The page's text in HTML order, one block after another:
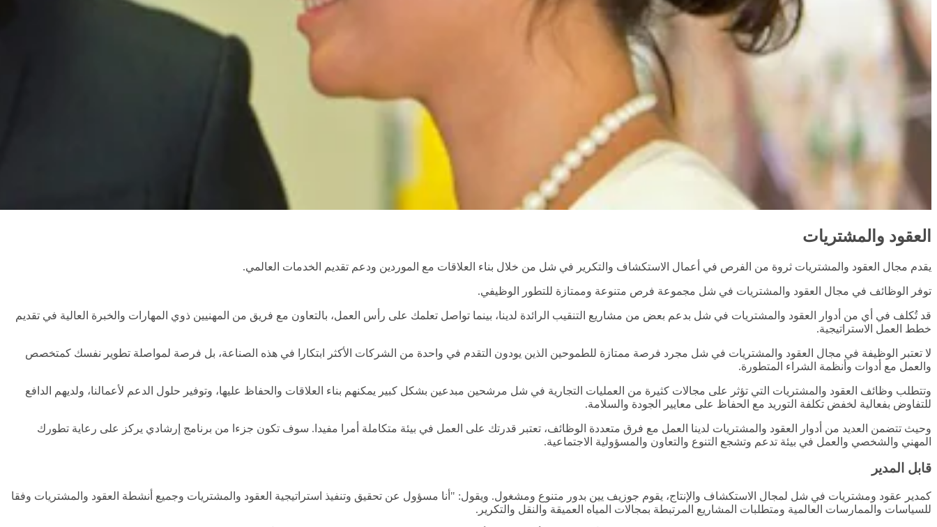
العقود والمشتريات
يقدم مجال العقود والمشتريات ثروة من الفرص في أعمال الاستكشاف والتكرير في شل من خلال بناء العلاقات مع الموردين ودعم تقديم الخدمات العالمي.
توفر الوظائف في مجال العقود والمشتريات في شل مجموعة فرص متنوعة وممتازة للتطور الوظيفي.
قد تُكلف في أي من أدوار العقود والمشتريات في شل بدعم بعض من مشاريع التنقيب الرائدة لدينا، بينما تواصل تعلمك على رأس العمل، بالتعاون مع فريق من المهنيين ذوي المهارات والخبرة العالية في تقديم
خطط العمل الاستراتيجية.
لا تعتبر الوظيفة في مجال العقود والمشتريات في شل مجرد فرصة ممتازة للطموحين الذين يودون التقدم في واحدة من الشركات الأكثر ابتكارا في هذه الصناعة، بل فرصة لمواصلة تطوير نفسك كمتخصص
والعمل مع أدوات وأنظمة الشراء المتطورة.
وتتطلب وظائف العقود والمشتريات التي تؤثر على مجالات كثيرة من العمليات التجارية في شل مرشحين مبدعين بشكل كبير يمكنهم بناء العلاقات والحفاظ عليها، وتوفير حلول الدعم لأعمالنا، ولديهم الدافع
للتفاوض بفعالية لخفض تكلفة التوريد مع الحفاظ على معايير الجودة والسلامة.
وحيث تتضمن العديد من أدوار العقود والمشتريات لدينا العمل مع فرق متعددة الوظائف، تعتبر قدرتك على العمل في بيئة متكاملة أمرا مفيدا. سوف تكون جزءا من برنامج إرشادي يركز على رعاية تطورك
المهني والشخصي والعمل في بيئة تدعم وتشجع التنوع والتعاون والمسؤولية الاجتماعية.
قابل المدير
كمدير عقود ومشتريات في شل لمجال الاستكشاف والإنتاج، يقوم جوزيف يين بدور متنوع ومشغول. ويقول: "أنا مسؤول عن تحقيق وتنفيذ استراتيجية العقود والمشتريات وجميع أنشطة العقود والمشتريات وفقا
للسياسات والممارسات العالمية ومتطلبات المشاريع المرتبطة بمجالات المياه العميقة والنقل والتكرير.